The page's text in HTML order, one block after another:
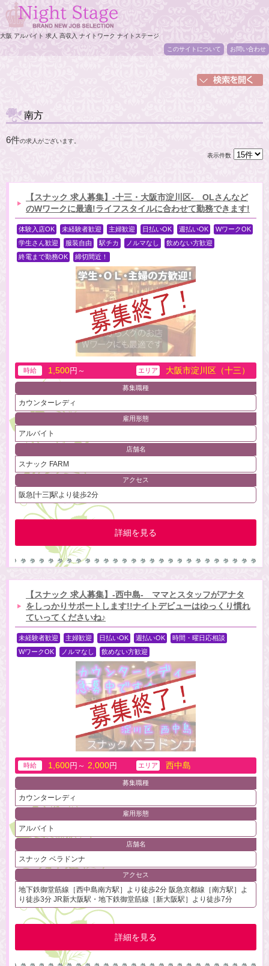
大阪 アルバイト 求人 高収入 ナイトワーク ナイトステージ
このサイトについて
お問い合わせ
南方
6件の求人がございます。
表示件数
【スナック 求人募集】-十三・大阪市淀川区- OLさんなど
のWワークに最適!ライフスタイルに合わせて勤務できます!
体験入店OK 未経験者歓迎 主婦歓迎 日払いOK 週払いOK
WワークOK
学生さん歓迎
服装自由 駅チカ ノルマなし
飲めない方歓迎
終電まで勤務OK
締切間近！
時給 1,500円～ エリア 大阪市淀川区（十三）
募集職種
カウンターレディ
雇用形態
アルバイト
店舗名
スナック FARM
アクセス
阪急[十三]駅より徒歩2分
詳細を見る
【スナック 求人募集】-西中島- ママとスタッフがアナタ
をしっかりサポートします!!ナイトデビューはゆっくり慣れ
ていってくださいね♪
未経験者歓迎 主婦歓迎 日払いOK 週払いOK
時間・曜日応相談
WワークOK
ノルマなし 飲めない方歓迎
時給 1,600円～ 2,000円 エリア 西中島
募集職種
カウンターレディ
雇用形態
アルバイト
店舗名
スナック ベラドンナ
アクセス
地下鉄御堂筋線［西中島南方駅］より徒歩2分 阪急京都線［南方駅］よ
り徒歩3分 JR新大阪駅・地下鉄御堂筋線［新大阪駅］より徒歩7分
詳細を見る